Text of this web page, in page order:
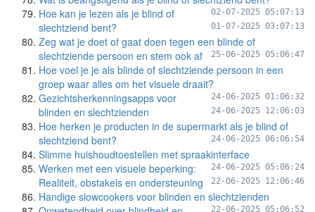
02-07-2025 05:07:13
Hoe kan je lezen als je blind of
slechtziend bent?
01-07-2025 03:07:13
Zeg wat je doet of gaat doen tegen een blinde of
slechtziende persoon en stem ook af
25-06-2025 05:06:47
Hoe voel je je als blinde of slechtziende persoon in een
groep waar alles om het visuele draait?
24-06-2025 01:06:32
Gezichtsherkenningsapps voor
blinden en slechtzienden
24-06-2025 12:06:03
Hoe herken je producten in de supermarkt als je blind of
slechtziend bent?
24-06-2025 06:06:54
Slimme huishoudtoestellen met spraakinterface
24-06-2025 05:06:24
Werken met een visuele beperking:
Realiteit, obstakels en ondersteuning
22-06-2025 12:06:46
Handige slowcookers voor blinden en slechtzienden
22-06-2025 05:06:52